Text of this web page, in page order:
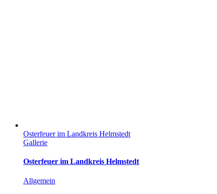
Osterfeuer im Landkreis Helmstedt
Gallerie
Osterfeuer im Landkreis Helmstedt
Allgemein